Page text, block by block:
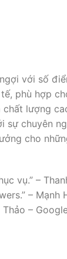
với số
phù hợp
lượng
sự chuyên
cho
vụ.” –
– Mạnh
–